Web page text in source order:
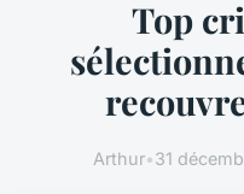
Top
Arthur•31